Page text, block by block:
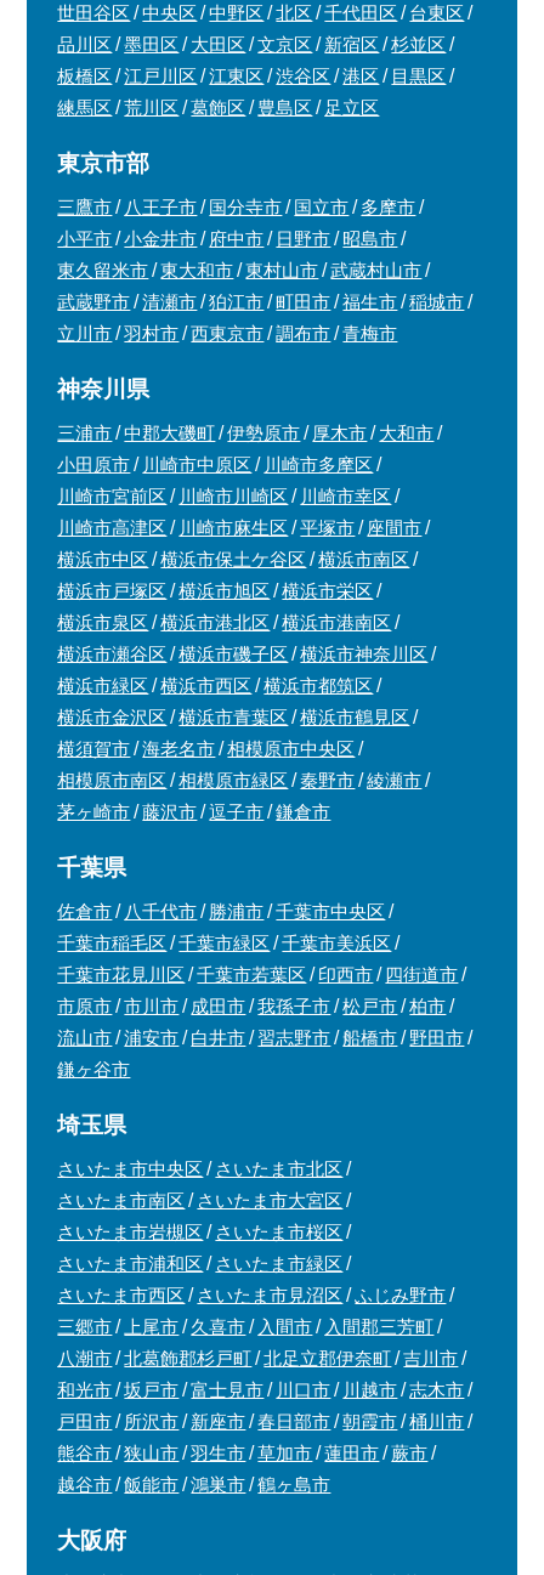
世田谷区 中央区 中野区 北区 千代田区
台東区
品川区
墨田区 大田区 文京区 新宿区
杉並区
板橋区
江戸川区 江東区 渋谷区 港区
目黒区
練馬区
荒川区 葛飾区 豊島区 足立区
東京市部
三鷹市 八王子市 国分寺市 国立市
多摩市
小平市
小金井市 府中市 日野市
昭島市
東久留米市
東大和市 東村山市
武蔵村山市
武蔵野市
清瀬市 狛江市 町田市 福生市
稲城市
立川市
羽村市 西東京市 調布市 青梅市
神奈川県
三浦市 中郡大磯町 伊勢原市 厚木市
大和市
小田原市
川崎市中原区
川崎市多摩区
川崎市宮前区
川崎市川崎区
川崎市幸区
川崎市高津区
川崎市麻生区 平塚市
座間市
横浜市中区
横浜市保土ケ谷区
横浜市南区
横浜市戸塚区
横浜市旭区
横浜市栄区
横浜市泉区
横浜市港北区
横浜市港南区
横浜市瀬谷区
横浜市磯子区
横浜市神奈川区
横浜市緑区
横浜市西区
横浜市都筑区
横浜市金沢区
横浜市青葉区
横浜市鶴見区
横須賀市
海老名市
相模原市中央区
相模原市南区
相模原市緑区 秦野市
綾瀬市
茅ヶ崎市
藤沢市 逗子市 鎌倉市
千葉県
佐倉市 八千代市 勝浦市
千葉市中央区
千葉市稲毛区
千葉市緑区
千葉市美浜区
千葉市花見川区
千葉市若葉区 印西市
四街道市
市原市
市川市 成田市 我孫子市 松戸市
柏市
流山市
浦安市 白井市 習志野市 船橋市
野田市
鎌ヶ谷市
埼玉県
さいたま市中央区
さいたま市北区
さいたま市南区
さいたま市大宮区
さいたま市岩槻区
さいたま市桜区
さいたま市浦和区
さいたま市緑区
さいたま市西区
さいたま市見沼区
ふじみ野市
三郷市
上尾市 久喜市 入間市
入間郡三芳町
八潮市
北葛飾郡杉戸町 北足立郡伊奈町
吉川市
和光市
坂戸市 富士見市 川口市 川越市
志木市
戸田市
所沢市 新座市 春日部市 朝霞市
桶川市
熊谷市
狭山市 羽生市 草加市 蓮田市
蕨市
越谷市
飯能市 鴻巣市 鶴ヶ島市
大阪府